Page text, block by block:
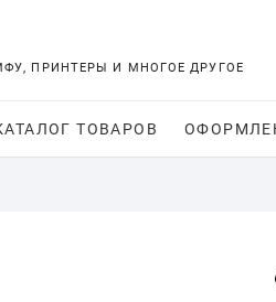
ПРИНТЕРЫ И МНОГОЕ ДРУГОЕ
ТОВАРОВ